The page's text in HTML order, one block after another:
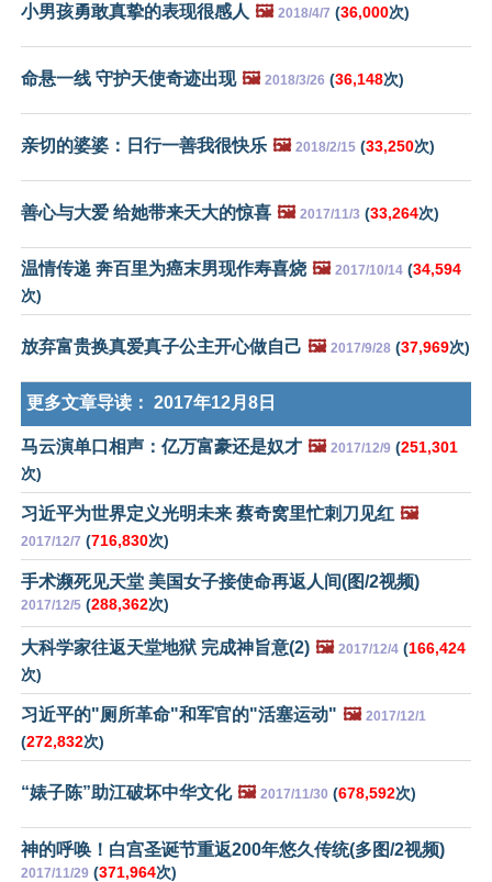
小男孩勇敢真挚的表现很感人 🖼️ 2018/4/7 (36,000次)
命悬一线 守护天使奇迹出现 🖼️ 2018/3/26 (36,148次)
亲切的婆婆：日行一善我很快乐 🖼️ 2018/2/15 (33,250次)
善心与大爱 给她带来天大的惊喜 🖼️ 2017/11/3 (33,264次)
温情传递 奔百里为癌末男现作寿喜烧 🖼️ 2017/10/14 (34,594
次)
放弃富贵换真爱真子公主开心做自己 🖼️ 2017/9/28 (37,969次)
更多文章导读： 2017年12月8日
马云演单口相声：亿万富豪还是奴才 🖼️ 2017/12/9 (251,301
次)
习近平为世界定义光明未来 蔡奇窝里忙刺刀见红 🖼️
2017/12/7 (716,830次)
手术濒死见天堂 美国女子接使命再返人间(图/2视频)
2017/12/5 (288,362次)
大科学家往返天堂地狱 完成神旨意(2) 🖼️ 2017/12/4 (166,424
次)
习近平的"厕所革命"和军官的"活塞运动" 🖼️ 2017/12/1
(272,832次)
“婊子陈”助江破坏中华文化 🖼️ 2017/11/30 (678,592次)
神的呼唤！白宫圣诞节重返200年悠久传统(多图/2视频)
2017/11/29 (371,964次)